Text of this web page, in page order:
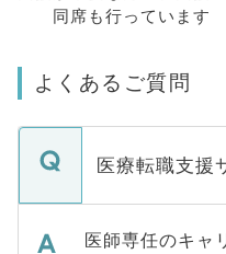
同席も行っています
よくあるご質問
医療転職支援
医師専任のキャ